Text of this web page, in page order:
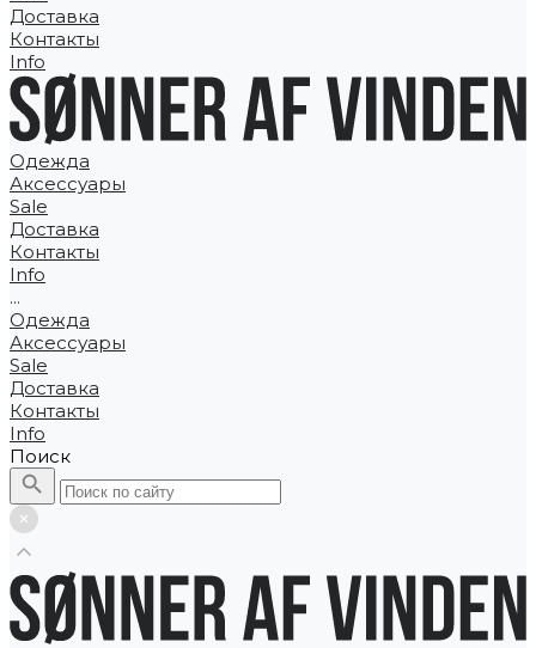
Доставка
Контакты
Info
Одежда
Аксессуары
Sale
Доставка
Контакты
Info
...
Одежда
Аксессуары
Sale
Доставка
Контакты
Info
Поиск